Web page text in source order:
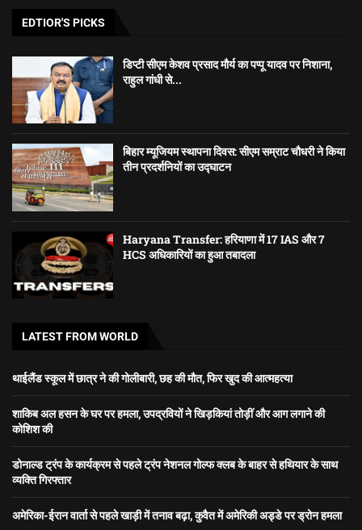
EDTIOR'S PICKS
डिप्टी सीएम केशव प्रसाद मौर्य का पप्पू यादव पर निशाना,
राहुल गांधी से...
बिहार म्यूजियम स्थापना दिवस: सीएम सम्राट चौधरी ने किया
तीन प्रदर्शनियों का उद्घाटन
Haryana Transfer: हरियाणा में 17 IAS और 7
HCS अधिकारियों का हुआ तबादला
LATEST FROM WORLD
थाईलैंड स्कूल में छात्र ने की गोलीबारी, छह की मौत, फिर खुद की आत्महत्या
शाकिब अल हसन के घर पर हमला, उपद्रवियों ने खिड़कियां तोड़ीं और आग लगाने की
कोशिश की
डोनाल्ड ट्रंप के कार्यक्रम से पहले ट्रंप नेशनल गोल्फ क्लब के बाहर से हथियार के साथ
व्यक्ति गिरफ्तार
अमेरिका-ईरान वार्ता से पहले खाड़ी में तनाव बढ़ा, कुवैत में अमेरिकी अड्डे पर ड्रोन हमला